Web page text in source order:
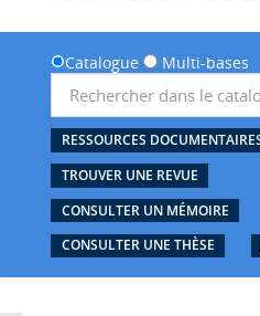
Catalogue Multi-bases
RESSOURCES
TROUVER UNE REVUE
CONSULTER UN MÉMOIRE
CONSULTER UNE THÈSE